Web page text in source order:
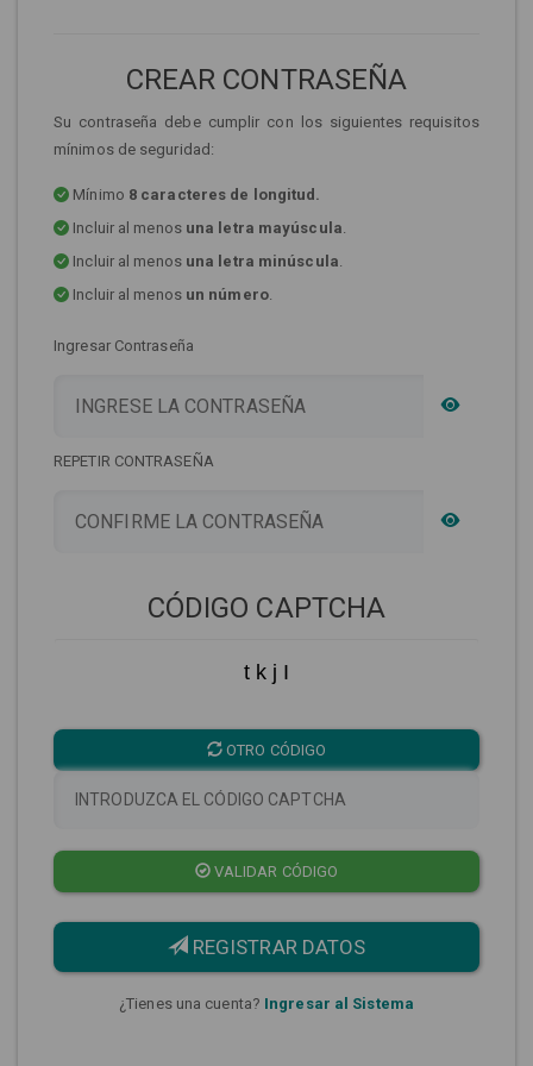
CREAR CONTRASEÑA
Su contraseña debe cumplir con los siguientes requisitos
mínimos de seguridad:
Mínimo 8 caracteres de longitud.
Incluir al menos una letra mayúscula.
Incluir al menos una letra minúscula.
Incluir al menos un número.
Ingresar Contraseña
REPETIR CONTRASEÑA
CÓDIGO CAPTCHA
t k j I
OTRO CÓDIGO
VALIDAR CÓDIGO
REGISTRAR DATOS
¿Tienes una cuenta? Ingresar al Sistema